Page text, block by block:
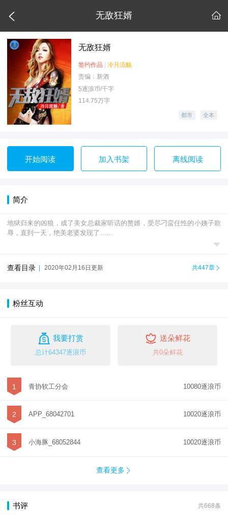
 无敌狂婿 
无敌狂婿
签约作品 | 冷月流觞
责编：新酒
5逐浪币/千字
114.75万字
都市 全本
开始阅读 加入书架 离线阅读
简介
地狱归来的凶狼，成了美女总裁家听话的赘婿，受尽刁蛮任性的小姨子欺
辱，直到一天，绝美老婆发现了……

查看目录 2020年02月16日更新 共447章 
粉丝互动
 我要打赏
总计64347逐浪币
 送朵鲜花
共0朵鲜花
1 青协软工分会 10080逐浪币
2 APP_68042701 10020逐浪币
3 小海豚_68052844 10020逐浪币
查看更多 
书评 共668条